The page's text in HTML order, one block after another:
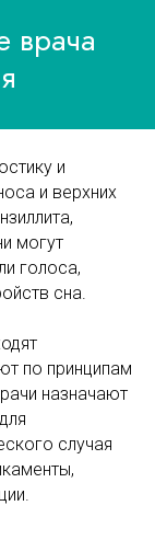
врача
и
и верхних
могут
голоса,
сна.
по принципам
назначают
случая